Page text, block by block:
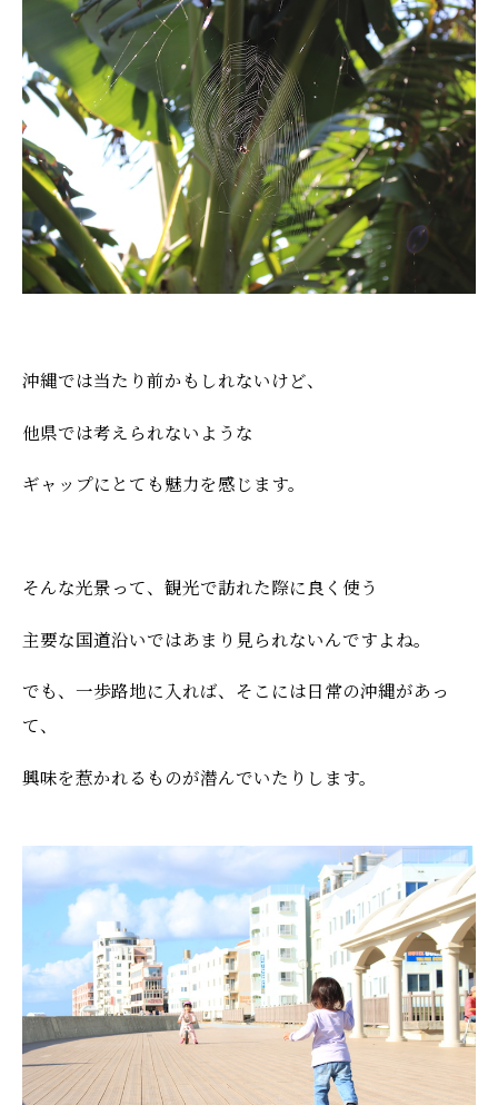
沖縄では当たり前かもしれないけど、
他県では考えられないような
ギャップにとても魅力を感じます。
そんな光景って、観光で訪れた際に良く使う
主要な国道沿いではあまり見られないんですよね。
でも、一歩路地に入れば、そこには日常の沖縄があっ
て、
興味を惹かれるものが潜んでいたりします。